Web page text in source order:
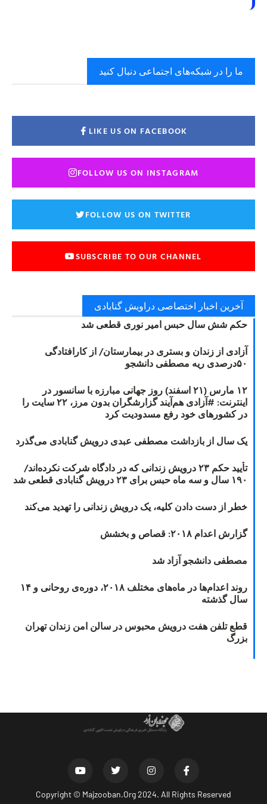
ما را در شبکه‌های اجتماعی دنبال کنید
LIKE US ON FACEBOOK
FOLLOW US ON INSTAGRAM
FOLLOW US ON TWITTER
SUBSCRIBE TO OUR CHANNEL
آخرین اخبار اختصاصی دراویش گنابادی
حکم شش سال حبس امیر نوری قطعی شد
آزادی از زندان و بستری در بیمارستان/ از کارافتادگی
۵۰درصدی ریه مصطفی دانشجو
۱۲ مارس (۲۱ اسفند) روز جهانی مبارزه با سانسور در
اینترنت: #آزادی هم‌آیند گزارشگران‌ بدون مرز، ۲۲ سایت را
در کشورهای خود رفع مسدودیت کرد
یک سال از بازداشت مصطفی عبدی درویش گنابادی می‌گذرد
تأیید حکم ۲۳ درویش زندانی که در دادگاه شرکت نکرده‌اند/
۱۹۰ سال و سه ماه حبس برای ۲۳ درویش گنابادی قطعی شد
خطر از دست دادن کلیه، یک درویش زندانی را تهدید می‌کند
گزارش اعدام ۲۰۱۸: قصاص و بخشش
مصطفی دانشجو آزاد شد
روند اعدام‌ها در ماه‌های مختلف ۲۰۱۸، دوره‌ی روحانی و ۱۴
سال گذشته
قطع تلفن هفت درویش محبوس در سالن امن زندان تهران
بزرگ
Copyright © Majzooban.Org2024. All Rights Reserved